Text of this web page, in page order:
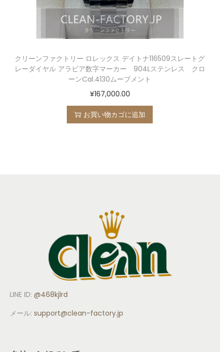
クリーンファクトリー ロレックス デイトナ116509スレートグ
レーダイヤル アラビア数字マーカー 904Lステンレス クロ
ーンCal.4130ムーブメント
¥167,000.00
お買い物カゴに追加
LINE ID: @468kjlrd
メール: support@clean-factory.jp